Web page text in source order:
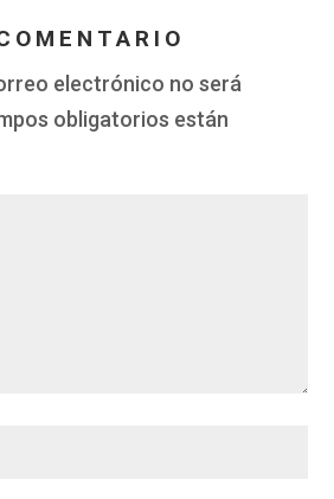
electrónico no será
obligatorios están